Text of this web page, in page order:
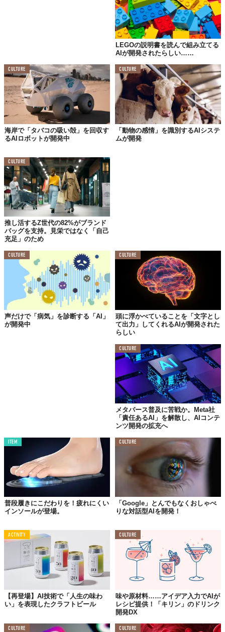
LEGOの説明書を読んで組み立てる
AIが開発されたらしい……
CULTURE
海岸で「タバコの吸い殻」を回収す
るAIロボットが開発中
CULTURE
「動物の感情」を識別するAIシステ
ムが開発
CULTURE
推し活するZ世代の82%がブランド
バッグを支持。見栄ではなく「自己
充足」のため
CULTURE
声だけで「病気」を診断する「AI」
が開発中
CULTURE
頭に浮かべていることを「文字とし
て出力」してくれるAIが開発された
らしい
CULTURE
メタバース普及に苦戦か。Meta社
「責任あるAI」を解散し、AIコンテ
ンツ開発の拡充へ
ITEM
普段履きにこだわりを！疲れにくい
インソールが登場。
CULTURE
「Google」とんでもなくおしゃべ
りな対話型AIを開発！
ACTIVITY
【再登場】AI技術で「人生の味わ
い」を表現したクラフトビール
CULTURE
味や原材料……アイデア入力でAIが
レシピ提供！「キリン」のドリンク
開発DX
CULTURE CULTURE